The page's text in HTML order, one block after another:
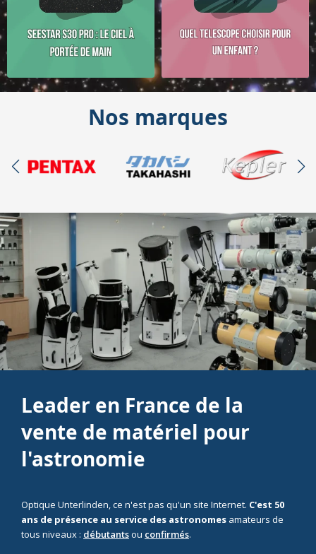
Nos marques
Leader en France de la
vente de matériel pour
l'astronomie
Optique Unterlinden, ce n'est pas qu'un site Internet. C'est 50
ans de présence au service des astronomes amateurs de
tous niveaux : débutantsou confirmés.